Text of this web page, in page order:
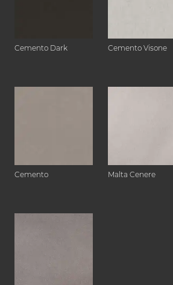
Cemento Dark Cemento Visone
Cemento Malta Cenere